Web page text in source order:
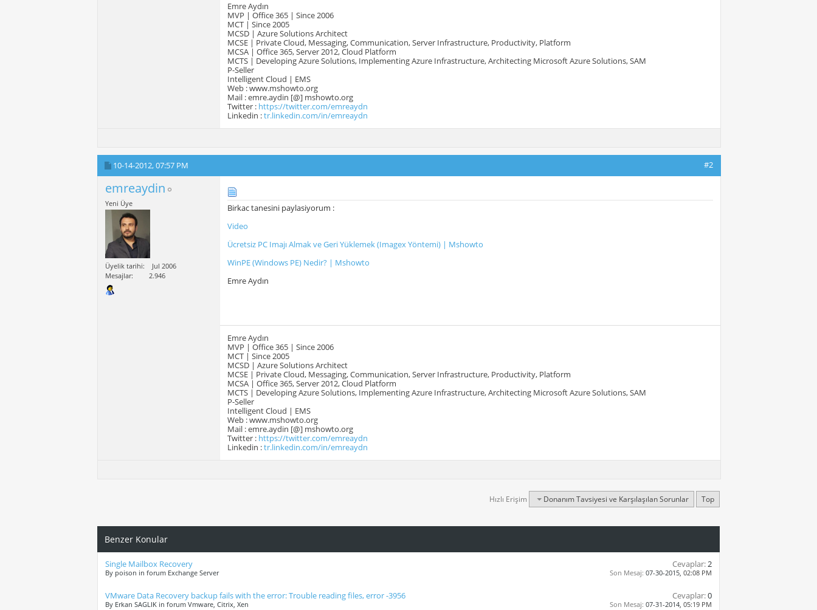
Emre Aydın
MVP | Office 365 | Since 2006
MCT | Since 2005
MCSD | Azure Solutions Architect
MCSE | Private Cloud, Messaging, Communication, Server Infrastructure, Productivity, Platform
MCSA | Office 365, Server 2012, Cloud Platform
MCTS | Developing Azure Solutions, Implementing Azure Infrastructure, Architecting Microsoft Azure Solutions, SAM
P-Seller
Intelligent Cloud | EMS
Web : www.mshowto.org
Mail : emre.aydin [@] mshowto.org
Twitter : https://twitter.com/emreaydn
Linkedin :tr.linkedin.com/in/emreaydn
10-14-2012,07:57 PM #2
emreaydin
Yeni Üye
Üyelik tarihi
Jul 2006
Mesajlar
2.946
Birkac tanesini paylasiyorum :
Video
Ücretsiz PC Imajı Almak ve Geri Yüklemek (Imagex Yöntemi) | Mshowto
WinPE (Windows PE) Nedir? | Mshowto
Emre Aydın
Emre Aydın
MVP | Office 365 | Since 2006
MCT | Since 2005
MCSD | Azure Solutions Architect
MCSE | Private Cloud, Messaging, Communication, Server Infrastructure, Productivity, Platform
MCSA | Office 365, Server 2012, Cloud Platform
MCTS | Developing Azure Solutions, Implementing Azure Infrastructure, Architecting Microsoft Azure Solutions, SAM
P-Seller
Intelligent Cloud | EMS
Web : www.mshowto.org
Mail : emre.aydin [@] mshowto.org
Twitter : https://twitter.com/emreaydn
Linkedin :tr.linkedin.com/in/emreaydn
Hızlı Erişim Donanım Tavsiyesi ve Karşılaşılan Sorunlar Top
Benzer Konular
Single Mailbox Recovery
By poison in forum Exchange Server
Cevaplar:2
Son Mesaj: 07-30-2015, 02:08 PM
VMware Data Recovery backup fails with the error: Trouble reading files, error -3956
By Erkan SAGLIK in forum Vmware, Citrix, Xen
Cevaplar:0
Son Mesaj: 07-31-2014, 05:19 PM